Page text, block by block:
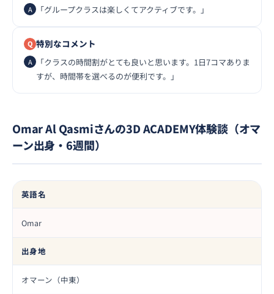
「グループクラスは楽しくてアクティブです。」
特別なコメント
「クラスの時間割がとても良いと思います。1日7コマありま
すが、時間帯を選べるのが便利です。」
Omar Al Qasmiさんの3D ACADEMY体験談（オマ
ーン出身・6週間）
英語名
Omar
出身地
オマーン（中東）